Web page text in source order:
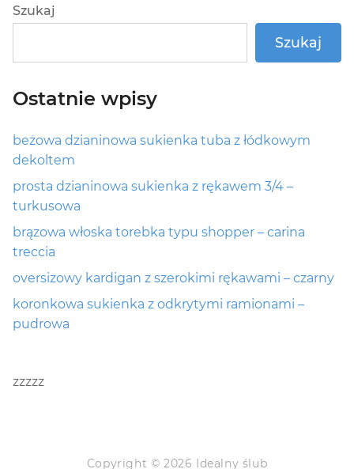
Szukaj
Szukaj
Ostatnie wpisy
beżowa dzianinowa sukienka tuba z łódkowym
dekoltem
prosta dzianinowa sukienka z rękawem 3/4 –
turkusowa
brązowa włoska torebka typu shopper – carina
treccia
oversizowy kardigan z szerokimi rękawami – czarny
koronkowa sukienka z odkrytymi ramionami –
pudrowa
zzzzz
Copyright © 2026 Idealny ślub